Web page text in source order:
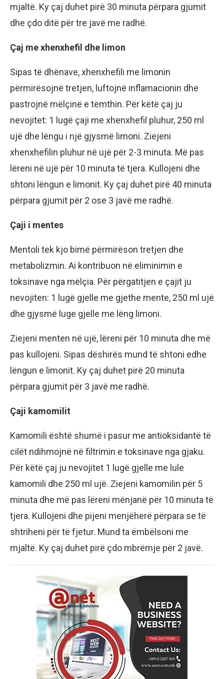
mjaltë. Ky çaj duhet pirë 30 minuta përpara gjumit
dhe çdo ditë për tre javë me radhë.
Çaj me xhenxhefil dhe limon
Sipas të dhënave, xhenxhefili me limonin
përmirësojnë tretjen, luftojnë inflamacionin dhe
pastrojnë mëlçinë e tëmthin. Për këtë çaj ju
nevojitet: 1 lugë çaji me xhenxhefil pluhur, 250 ml
ujë dhe lëngu i një gjysmë limoni. Ziejeni
xhenxhefilin pluhur në ujë për 2-3 minuta. Më pas
lëreni në ujë për 10 minuta të tjera. Kullojeni dhe
shtoni lëngun e limonit. Ky çaj duhet pirë 40 minuta
përpara gjumit për 2 ose 3 javë me radhë.
Çaji i mentes
Mentoli tek kjo bimë përmirëson tretjen dhe
metabolizmin. Ai kontribuon në eliminimin e
toksinave nga mëlçia. Për përgatitjen e çajit ju
nevojiten: 1 lugë gjelle me gjethe mente, 250 ml ujë
dhe gjysmë luge gjelle me lëng limoni.
Ziejeni menten në ujë, lëreni për 10 minuta dhe më
pas kullojeni. Sipas dëshirës mund të shtoni edhe
lëngun e limonit. Ky çaj duhet pirë 20 minuta
përpara gjumit për 3 javë me radhë.
Çaji kamomilit
Kamomili është shumë i pasur me antioksidantë të
cilët ndihmojnë në filtrimin e toksinave nga gjaku.
Për këtë çaj ju nevojitet 1 lugë gjelle me lule
kamomili dhe 250 ml ujë. Ziejeni kamomilin për 5
minuta dhe më pas lëreni mënjanë për 10 minuta të
tjera. Kullojeni dhe pijeni menjëherë përpara se të
shtriheni për të fjetur. Mund ta ëmbëlsoni me
mjaltë. Ky çaj duhet pirë çdo mbrëmje për 2 javë.